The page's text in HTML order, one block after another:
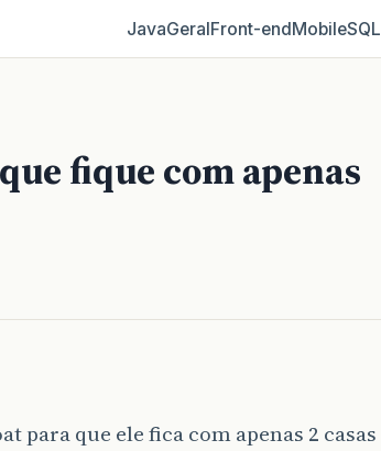
JavaGeralFront‑endMobileSQL
fique com apenas
que ele fica com apenas 2 casas